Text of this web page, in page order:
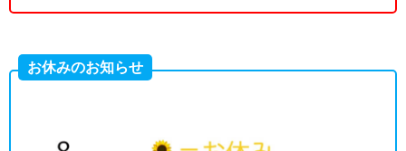
お休みのお知らせ